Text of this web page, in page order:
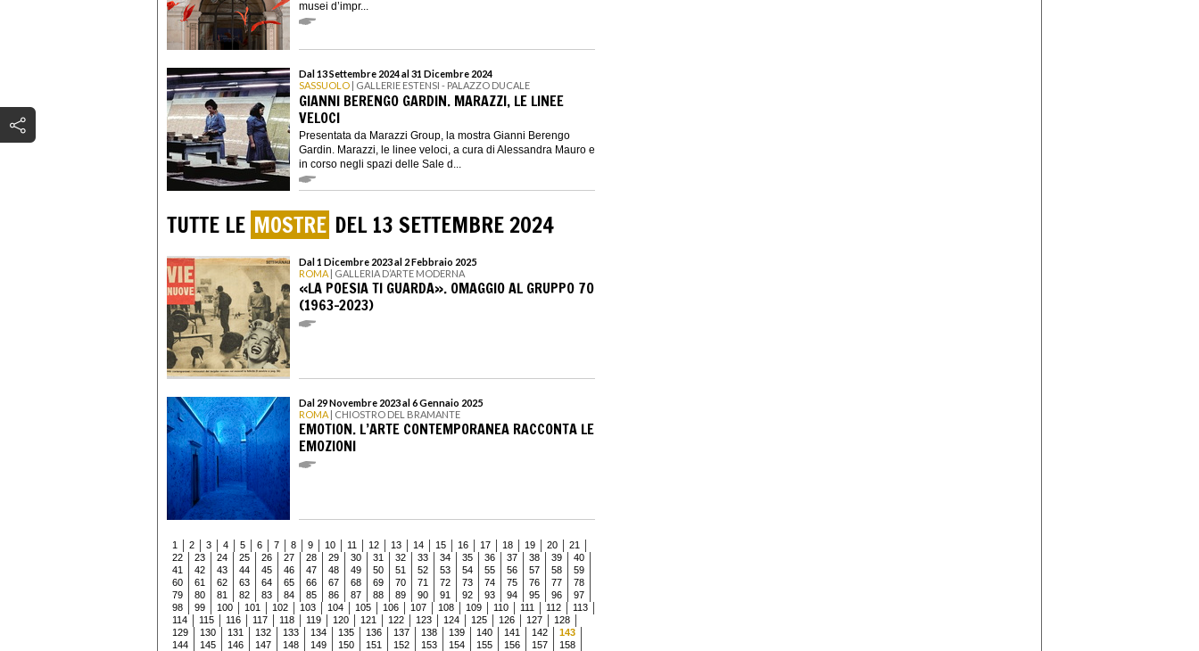
musei d’impr...
Dal 13 Settembre 2024 al 31 Dicembre 2024
SASSUOLO | GALLERIE ESTENSI - PALAZZO DUCALE
GIANNI BERENGO GARDIN. MARAZZI, LE LINEE
VELOCI
Presentata da Marazzi Group, la mostra Gianni Berengo
Gardin. Marazzi, le linee veloci, a cura di Alessandra Mauro e
in corso negli spazi delle Sale d...
TUTTE LE MOSTRE DEL 13 SETTEMBRE 2024
Dal 1 Dicembre 2023 al 2 Febbraio 2025
ROMA | GALLERIA D’ARTE MODERNA
«LA POESIA TI GUARDA». OMAGGIO AL GRUPPO 70
(1963-2023)
Dal 29 Novembre 2023 al 6 Gennaio 2025
ROMA | CHIOSTRO DEL BRAMANTE
EMOTION. L’ARTE CONTEMPORANEA RACCONTA LE
EMOZIONI
1 2 3 4 5 6 7 8 9 10 11 12 13 14 15 16 17 18 19 20
21
22
23 24 25 26 27 28 29 30 31 32 33 34 35 36 37 38 39
40
41
42 43 44 45 46 47 48 49 50 51 52 53 54 55 56 57 58
59
60
61 62 63 64 65 66 67 68 69 70 71 72 73 74 75 76 77
78
79
80 81 82 83 84 85 86 87 88 89 90 91 92 93 94 95 96
97
98
99 100 101 102 103 104 105 106 107 108 109 110 111 112
113
114
115 116 117 118 119 120 121 122 123 124 125 126 127
128
129
130 131 132 133 134 135 136 137 138 139 140 141 142
143
144
145 146 147 148 149 150 151 152 153 154 155 156 157
158